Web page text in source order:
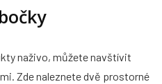
naživo, můžete navštívit
Zde naleznete dvě prostorné